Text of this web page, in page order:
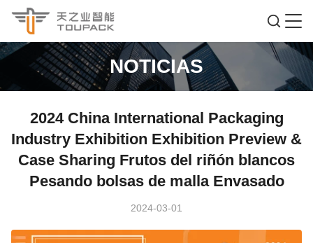
NOTICIAS
2024 China International Packaging
Industry Exhibition Exhibition Preview &
Case Sharing Frutos del riñón blancos
Pesando bolsas de malla Envasado
2024-03-01